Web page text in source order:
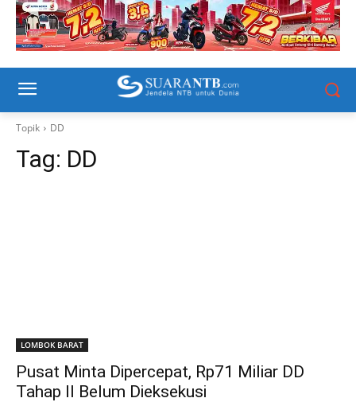
Topik DD
Tag: DD
LOMBOK BARAT
Pusat Minta Dipercepat, Rp71 Miliar DD
Tahap II Belum Dieksekusi